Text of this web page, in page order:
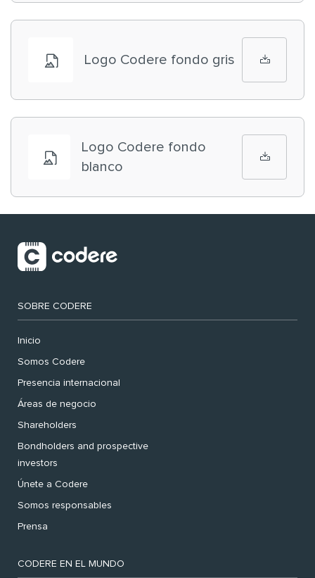
Logo Codere fondo gris
Logo Codere fondo
blanco
SOBRE CODERE
Inicio
Somos Codere
Presencia internacional
Áreas de negocio
Shareholders
Bondholders and prospective
investors
Únete a Codere
Somos responsables
Prensa
CODERE EN EL MUNDO